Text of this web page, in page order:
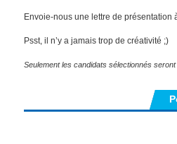
Envoie-nous une lettre de présentation
Psst, il n’y a jamais trop de créativité ;)
Seulement les candidats sélectionnés